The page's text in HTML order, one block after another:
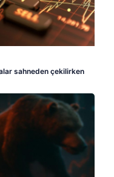
sahneden çekilirken